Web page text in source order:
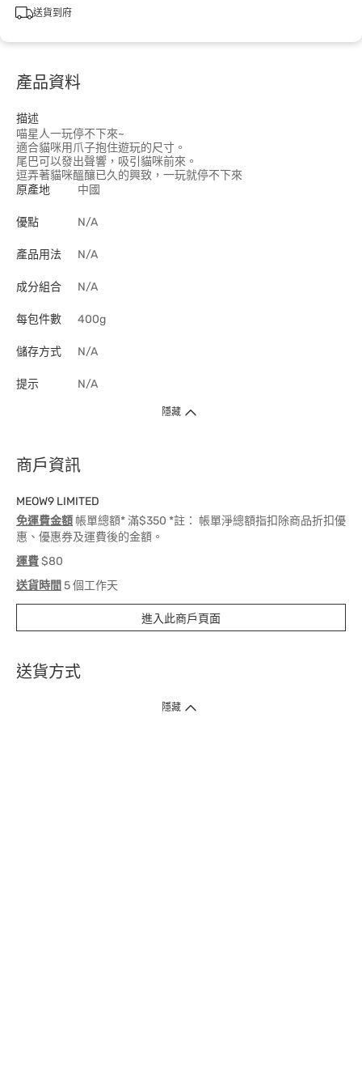
送貨到府
產品資料
描述
喵星人一玩停不下來~
適合貓咪用爪子抱住遊玩的尺寸。
尾巴可以發出聲響，吸引貓咪前來。
逗弄著貓咪醞釀已久的興致，一玩就停不下來
原產地
中國
優點 N/A
產品用法 N/A
成分組合 N/A
每包件數 400g
儲存方式 N/A
提示 N/A
隱藏
商戶資訊
MEOW9 LIMITED
免運費金額 帳單總額* 滿$350 *註： 帳單淨總額指扣除商品折扣優
惠、優惠券及運費後的金額。
運費$80
送貨時間 5 個工作天
進入此商戶頁面
送貨方式
1. 送貨到府（受衛生署條例規管產品除外 ）
隱藏